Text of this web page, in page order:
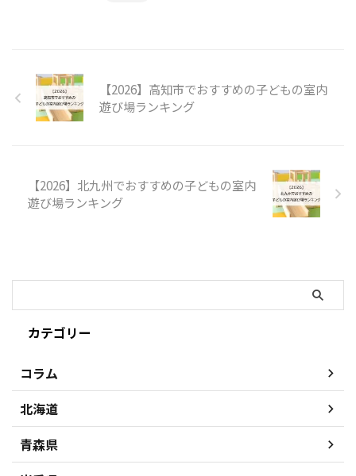
【2026】高知市でおすすめの子どもの室内
遊び場ランキング
【2026】北九州でおすすめの子どもの室内
遊び場ランキング
カテゴリー
コラム
北海道
青森県